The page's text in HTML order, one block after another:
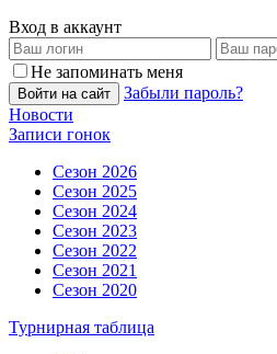
Вход в аккаунт
Не запоминать меня
Войти на сайт
Забыли пароль?
Новости
Записи гонок
Сезон 2026
Сезон 2025
Сезон 2024
Сезон 2023
Сезон 2022
Сезон 2021
Сезон 2020
Турнирная таблица